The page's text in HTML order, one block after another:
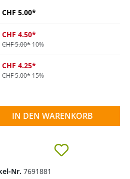
CHF 5.00*
CHF 4.50*
CHF 5.00* 10%
CHF 4.25*
CHF 5.00* 15%
Gib den gewünschten
IN DEN WARENKORB
Nr. 7691881